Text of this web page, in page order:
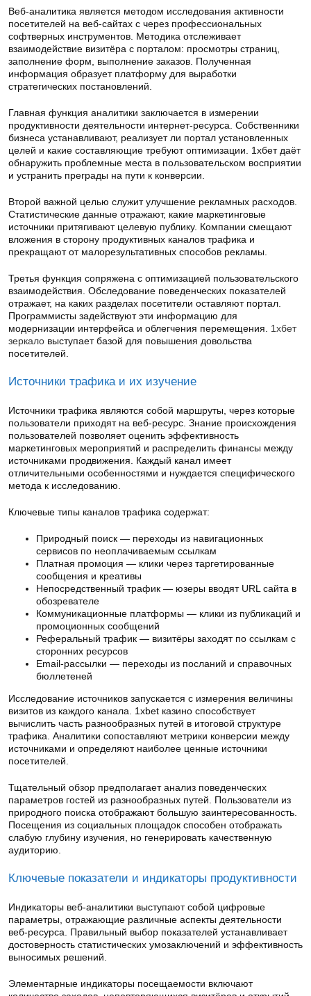
Веб-аналитика является методом исследования активности
посетителей на веб-сайтах с через профессиональных
софтверных инструментов. Методика отслеживает
взаимодействие визитёра с порталом: просмотры страниц,
заполнение форм, выполнение заказов. Полученная
информация образует платформу для выработки
стратегических постановлений.
Главная функция аналитики заключается в измерении
продуктивности деятельности интернет-ресурса. Собственники
бизнеса устанавливают, реализует ли портал установленных
целей и какие составляющие требуют оптимизации. 1хбет даёт
обнаружить проблемные места в пользовательском восприятии
и устранить преграды на пути к конверсии.
Второй важной целью служит улучшение рекламных расходов.
Статистические данные отражают, какие маркетинговые
источники притягивают целевую публику. Компании смещают
вложения в сторону продуктивных каналов трафика и
прекращают от малорезультативных способов рекламы.
Третья функция сопряжена с оптимизацией пользовательского
взаимодействия. Обследование поведенческих показателей
отражает, на каких разделах посетители оставляют портал.
Программисты задействуют эти информацию для
модернизации интерфейса и облегчения перемещения. 1хбет
зеркало выступает базой для повышения довольства
посетителей.
Источники трафика и их изучение
Источники трафика являются собой маршруты, через которые
пользователи приходят на веб-ресурс. Знание происхождения
пользователей позволяет оценить эффективность
маркетинговых мероприятий и распределить финансы между
источниками продвижения. Каждый канал имеет
отличительными особенностями и нуждается специфического
метода к исследованию.
Ключевые типы каналов трафика содержат:
Природный поиск — переходы из навигационных
сервисов по неоплачиваемым ссылкам
Платная промоция — клики через таргетированные
сообщения и креативы
Непосредственный трафик — юзеры вводят URL сайта в
обозревателе
Коммуникационные платформы — клики из публикаций и
промоционных сообщений
Реферальный трафик — визитёры заходят по ссылкам с
сторонних ресурсов
Email-рассылки — переходы из посланий и справочных
бюллетеней
Исследование источников запускается с измерения величины
визитов из каждого канала. 1xbet казино способствует
вычислить часть разнообразных путей в итоговой структуре
трафика. Аналитики сопоставляют метрики конверсии между
источниками и определяют наиболее ценные источники
посетителей.
Тщательный обзор предполагает анализ поведенческих
параметров гостей из разнообразных путей. Пользователи из
природного поиска отображают большую заинтересованность.
Посещения из социальных площадок способен отображать
слабую глубину изучения, но генерировать качественную
аудиторию.
Ключевые показатели и индикаторы продуктивности
Индикаторы веб-аналитики выступают собой цифровые
параметры, отражающие различные аспекты деятельности
веб-ресурса. Правильный выбор показателей устанавливает
достоверность статистических умозаключений и эффективность
выносимых решений.
Элементарные индикаторы посещаемости включают